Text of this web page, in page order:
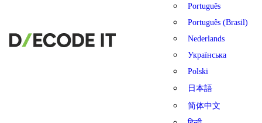
Português
Português (Brasil)
Nederlands
Українська
Polski
日本語
简体中文